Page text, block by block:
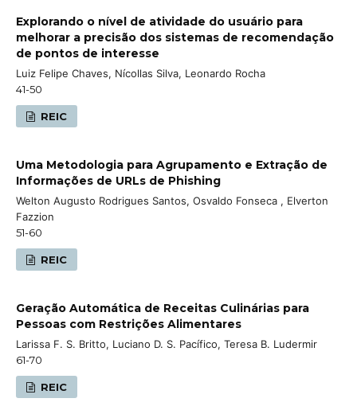
Explorando o nı́vel de atividade do usuário para
melhorar a precisão dos sistemas de recomendação
de pontos de interesse
Luiz Felipe Chaves, Nícollas Silva, Leonardo Rocha
41-50
REIC
Uma Metodologia para Agrupamento e Extração de
Informações de URLs de Phishing
Welton Augusto Rodrigues Santos, Osvaldo Fonseca , Elverton
Fazzion
51-60
REIC
Geração Automática de Receitas Culinárias para
Pessoas com Restrições Alimentares
Larissa F. S. Britto, Luciano D. S. Pacífico, Teresa B. Ludermir
61-70
REIC